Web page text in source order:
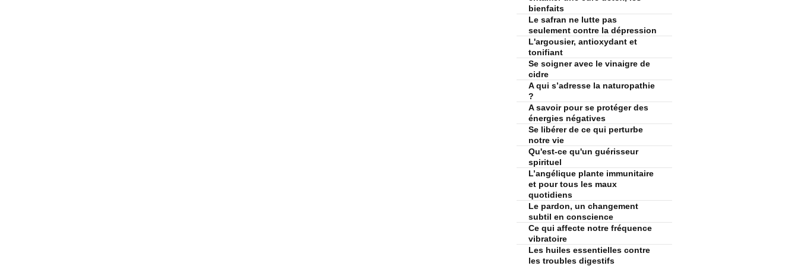
bienfaits
Le safran ne lutte pas
seulement contre la dépression
L'argousier, antioxydant et
tonifiant
Se soigner avec le vinaigre de
cidre
A qui s’adresse la naturopathie
?
A savoir pour se protéger des
énergies négatives
Se libérer de ce qui perturbe
notre vie
Qu'est-ce qu'un guérisseur
spirituel
L’angélique plante immunitaire
et pour tous les maux
quotidiens
Le pardon, un changement
subtil en conscience
Ce qui affecte notre fréquence
vibratoire
Les huiles essentielles contre
les troubles digestifs